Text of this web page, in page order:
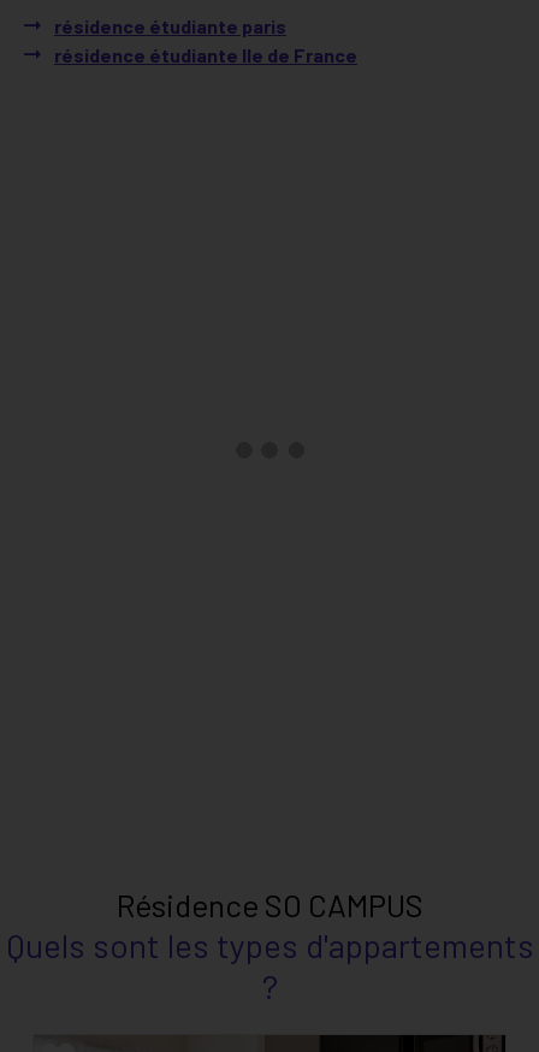
résidence étudiante paris
résidence étudiante Ile de France
Résidence SO CAMPUS
Quels sont les types d'appartements
?